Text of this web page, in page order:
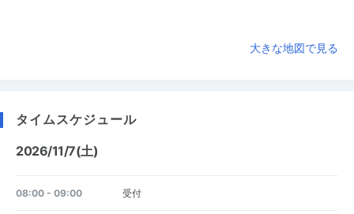
大きな地図で見る
タイムスケジュール
2026/11/7(土)
08:00 - 09:00 受付